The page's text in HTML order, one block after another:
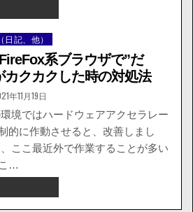
有
】
ネ
日記、他）
FireFox系ブラウザで”だ
カクカクした時の対処法
年11月19日
境ではハードウェアアクセラレー
的に作動させると、改善しまし
ここ最近外で作業することが多い
…
】